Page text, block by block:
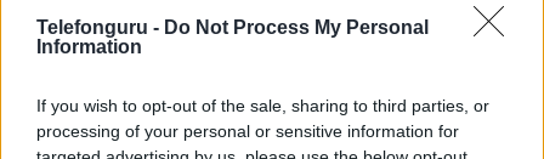
Telefonguru - Do Not Process My Personal
Information
If you wish to opt-out of the sale, sharing to third parties, or
processing of your personal or sensitive information for
Java Nincs
SNS integráció alap szolgáltatás
Organizer alap szolgáltatás